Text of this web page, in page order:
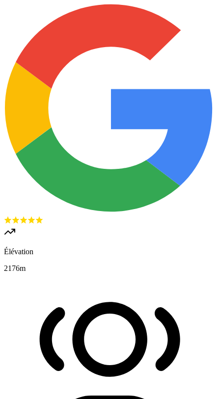
Élévation
2176m